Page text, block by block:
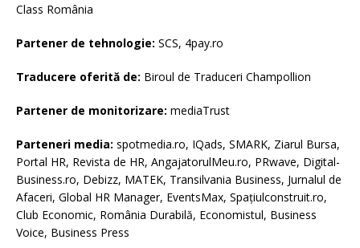
Class România
Partener de tehnologie: SCS, 4pay.ro
Traducere oferită de: Biroul de Traduceri Champollion
Partener de monitorizare: mediaTrust
Parteneri media: spotmedia.ro, IQads, SMARK, Ziarul Bursa,
Portal HR, Revista de HR, AngajatorulMeu.ro, PRwave, Digital-
Business.ro, Debizz, MATEK, Transilvania Business, Jurnalul de
Afaceri, Global HR Manager, EventsMax, Spațiulconstruit.ro,
Club Economic, România Durabilă, Economistul, Business
Voice, Business Press